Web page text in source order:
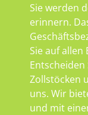
Sie werden
erinnern.
Sie auf allen
Zollstöcken
uns. Wir
und mit